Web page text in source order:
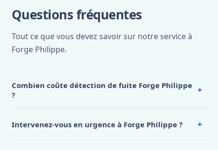
Questions fréquentes
Tout ce que vous devez savoir sur notre service à
Forge Philippe.
Combien coûte détection de fuite Forge Philippe
?
+
Philippe, appelez le 0472 53 24 26.
Intervenez-vous en urgence à Forge Philippe ? +